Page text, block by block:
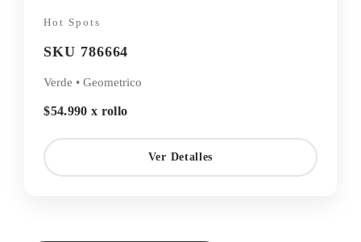
Hot Spots
SKU 786664
Verde • Geometrico
$54.990 x rollo
Ver Detalles